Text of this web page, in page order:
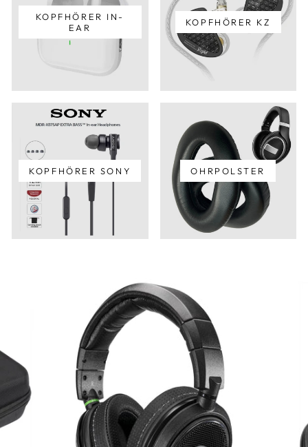
KOPFHÖRER IN-
EAR
KOPFHÖRER KZ
KOPFHÖRER SONY OHRPOLSTER